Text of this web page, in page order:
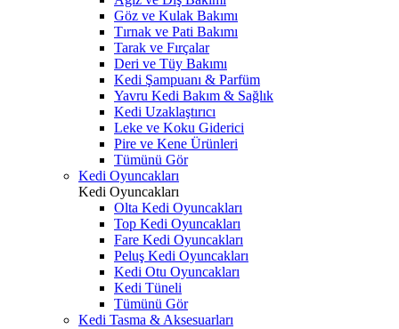
Göz ve Kulak Bakımı
Tırnak ve Pati Bakımı
Tarak ve Fırçalar
Deri ve Tüy Bakımı
Kedi Şampuanı & Parfüm
Yavru Kedi Bakım & Sağlık
Kedi Uzaklaştırıcı
Leke ve Koku Giderici
Pire ve Kene Ürünleri
Tümünü Gör
Kedi Oyuncakları
Kedi Oyuncakları
Olta Kedi Oyuncakları
Top Kedi Oyuncakları
Fare Kedi Oyuncakları
Peluş Kedi Oyuncakları
Kedi Otu Oyuncakları
Kedi Tüneli
Tümünü Gör
Kedi Tasma & Aksesuarları